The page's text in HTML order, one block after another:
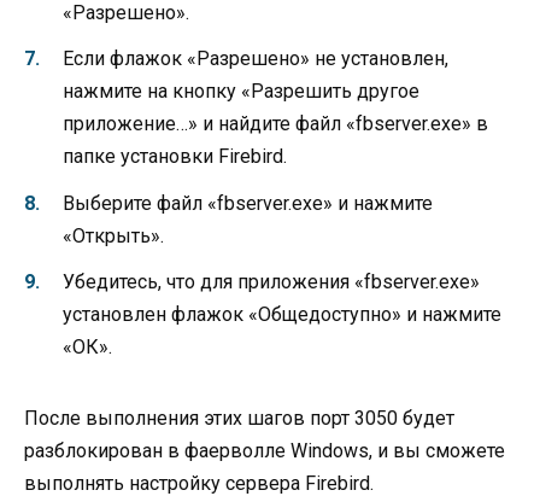
«Разрешено».
Если флажок «Разрешено» не установлен,
нажмите на кнопку «Разрешить другое
приложение…» и найдите файл «fbserver.exe» в
папке установки Firebird.
Выберите файл «fbserver.exe» и нажмите
«Открыть».
Убедитесь, что для приложения «fbserver.exe»
установлен флажок «Общедоступно» и нажмите
«ОК».
После выполнения этих шагов порт 3050 будет
разблокирован в фаерволле Windows, и вы сможете
выполнять настройку сервера Firebird.